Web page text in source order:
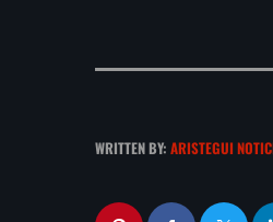
WRITTEN BY: ARISTEGUI